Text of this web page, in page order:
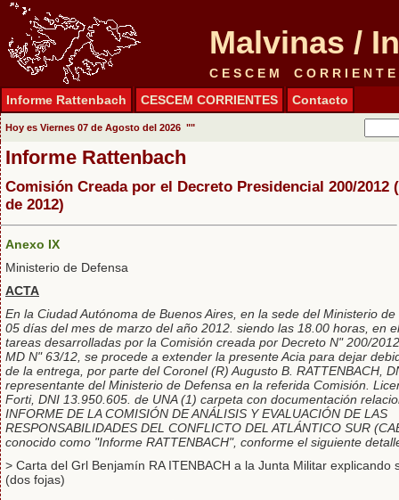
Malvinas /
C E S C E M C O R R I E N T E
Informe Rattenbach
CESCEM CORRIENTES Contacto
Hoy es Viernes 07 de Agosto del 2026 ""
Informe Rattenbach
Comisión Creada por el Decreto Presidencial 200/2012
de 2012)
Anexo IX
Ministerio de Defensa
ACTA
En la Ciudad Autónoma de Buenos Aires, en la sede del Ministerio
05 días del mes de marzo del año 2012. siendo las 18.00 horas, en
tareas desarrolladas por la Comisión creada por Decreto N" 200/
MD N" 63/12, se procede a extender la presente Acia para dejar
de la entrega, por parte del Coronel (R) Augusto B. RATTENBACH,
representante del Ministerio de Defensa en la referida Comisión.
Forti, DNI 13.950.605. de UNA (1) carpeta con documentación
INFORME DE LA COMISIÓN DE ANÁLISIS Y EVALUACIÓN DE LAS
RESPONSABILIDADES DEL CONFLICTO DEL ATLÁNTICO SUR
conocido como "Informe RATTENBACH", conforme el siguiente
> Carta del Grl Benjamín RA ITENBACH a la Junta Militar explicando
(dos fojas)